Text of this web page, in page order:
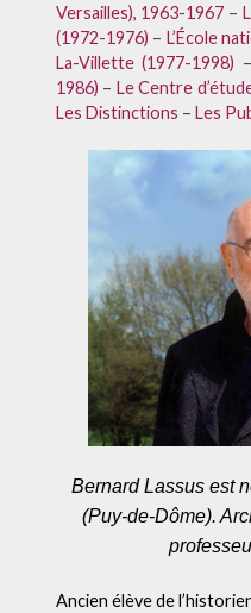
Versailles), 1963-1967 –
(1972-1976) – L’École
La-Villette (1977-1998) –
1986) – Le Centre
Les Distinctions – Les
Bernard Lassus est
(Puy-de-Dôme).
Ancien élève de